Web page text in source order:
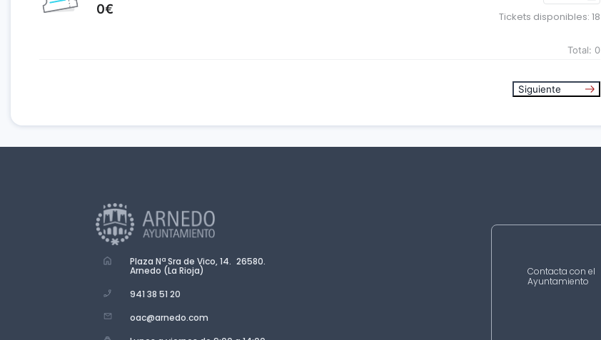
0€
Tickets disponibles: 18
Total: 0
Siguiente
Plaza Nª Sra de Vico, 14. 26580.
Arnedo (La Rioja)
941 38 51 20
oac@arnedo.com
Contacta con el
Ayuntamiento